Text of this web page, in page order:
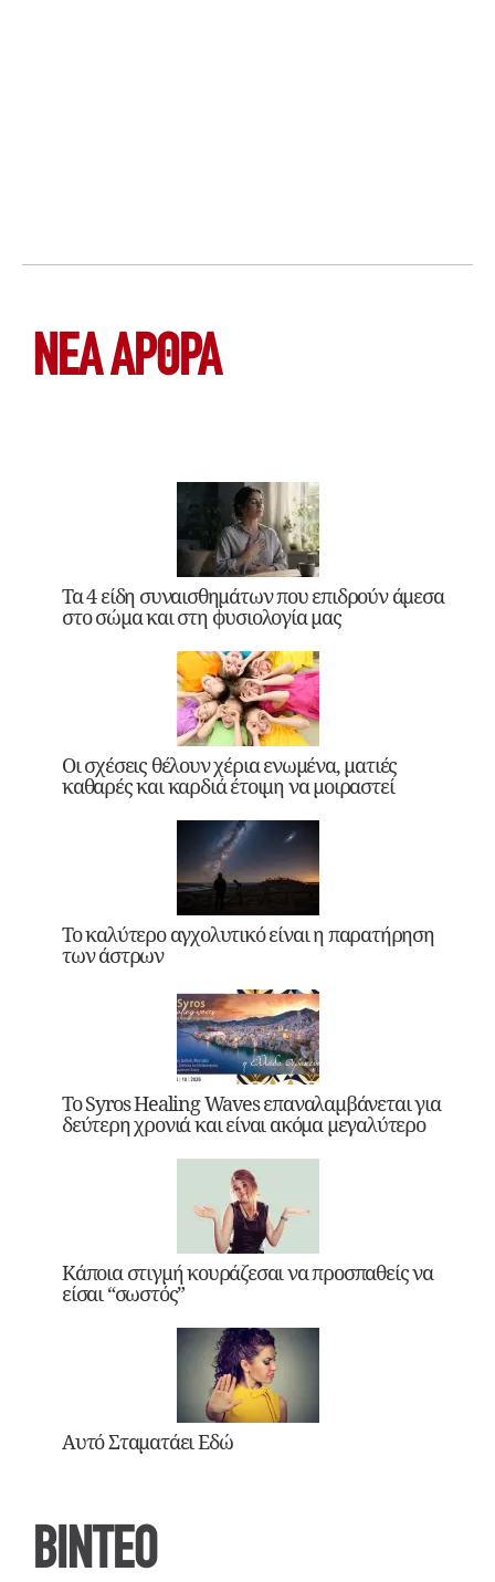
ΝΕΑ ΆΡΘΡΑ
Τα 4 είδη συναισθημάτων που επιδρούν άμεσα
στο σώμα και στη φυσιολογία μας
Οι σχέσεις θέλουν χέρια ενωμένα, ματιές
καθαρές και καρδιά έτοιμη να μοιραστεί
Το καλύτερο αγχολυτικό είναι η παρατήρηση
των άστρων
Το Syros Healing Waves επαναλαμβάνεται για
δεύτερη χρονιά και είναι ακόμα μεγαλύτερο
Κάποια στιγμή κουράζεσαι να προσπαθείς να
είσαι “σωστός”
Αυτό Σταματάει Εδώ
ΒΙΝΤΕΟ